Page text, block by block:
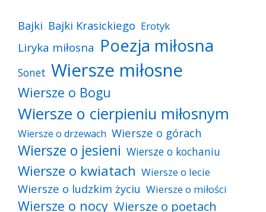
Bajki Bajki Krasickiego Erotyk
Liryka miłosna Poezja miłosna
Sonet Wiersze miłosne
Wiersze o Bogu
Wiersze o cierpieniu miłosnym
Wiersze o drzewach Wiersze o górach
Wiersze o jesieni Wiersze o kochaniu
Wiersze o kwiatach Wiersze o lecie
Wiersze o ludzkim życiu Wiersze o miłości
Wiersze o nocy Wiersze o poetach